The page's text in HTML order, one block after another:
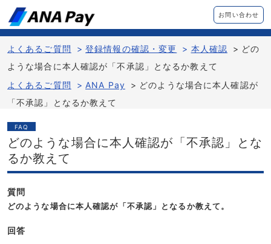
お問い合わせ
よくあるご質問 > 登録情報の確認・変更 > 本人確認 > どの
ような場合に本人確認が「不承認」となるか教えて
よくあるご質問
> ANA Pay > どのような場合に本人確認が
「不承認」となるか教えて
FAQ
どのような場合に本人確認が「不承認」とな
るか教えて
質問
どのような場合に本人確認が「不承認」となるか教えて。
回答